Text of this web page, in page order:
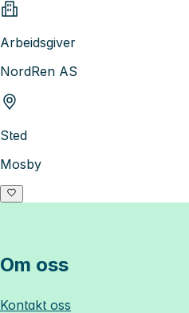
Arbeidsgiver
NordRen AS
Sted
Mosby
Om oss
Kontakt oss